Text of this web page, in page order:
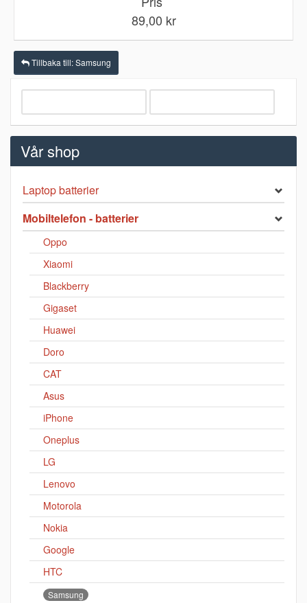
89,00 kr
Tillbaka till: Samsung
Vår shop
Laptop batterier
Mobiltelefon - batterier
Oppo
Xiaomi
Blackberry
Gigaset
Huawei
Doro
CAT
Asus
iPhone
Oneplus
LG
Lenovo
Motorola
Nokia
Google
HTC
Samsung